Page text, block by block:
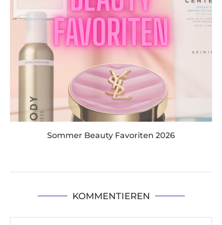
Sommer Beauty Favoriten 2026
KOMMENTIEREN